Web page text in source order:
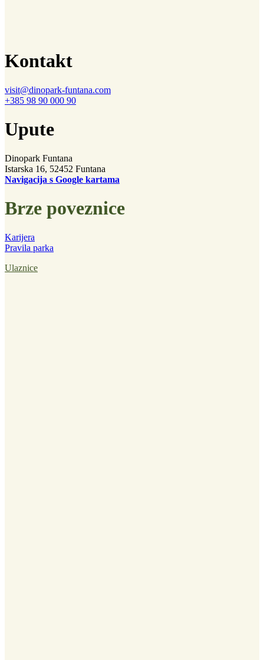
Kontakt
visit@dinopark-funtana.com
+385 98 90 000 90
Upute
Dinopark Funtana
Istarska 16, 52452 Funtana
Navigacija s Google kartama
Brze poveznice
Karijera
Pravila parka
Ulaznice